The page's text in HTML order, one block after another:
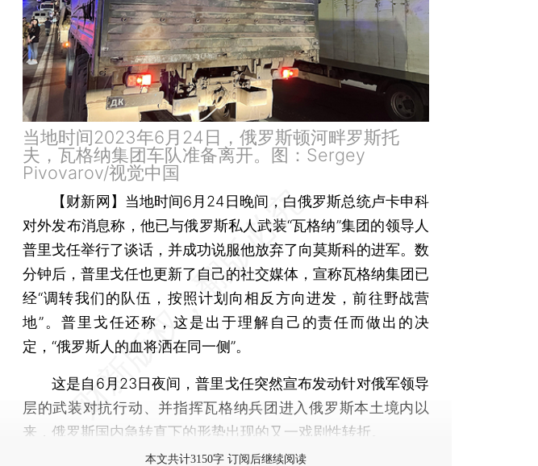
当地时间2023年6月24日，俄罗斯顿河畔罗斯托
夫，瓦格纳集团车队准备离开。图：Sergey
Pivovarov/视觉中国
【财新网】 当地时间6月24日晚间，白俄罗斯总统卢卡申科
对外发布消息称，他已与俄罗斯私人武装“瓦格纳”集团的领导人
普里戈任举行了谈话，并成功说服他放弃了向莫斯科的进军。数
分钟后，普里戈任也更新了自己的社交媒体，宣称瓦格纳集团已
经“调转我们的队伍，按照计划向相反方向进发，前往野战营
地”。普里戈任还称，这是出于理解自己的责任而做出的决
定，“俄罗斯人的血将洒在同一侧”。
这是自6月23日夜间，普里戈任突然宣布发动针对俄军领导
层的武装对抗行动、并指挥瓦格纳兵团进入俄罗斯本土境内以
来，俄罗斯国内急转直下的形势出现的又一戏剧性转折。
本文共计3150字 订阅后继续阅读